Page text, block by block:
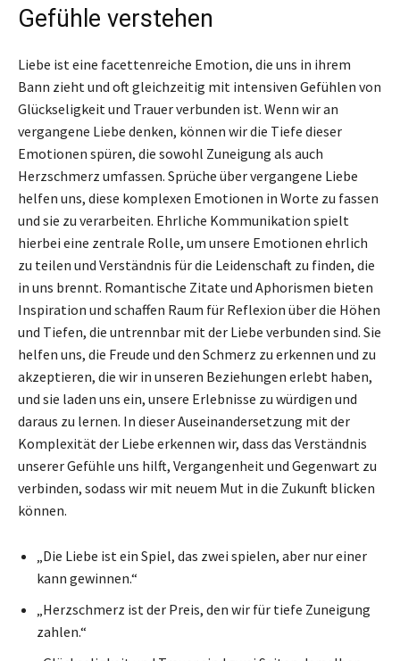
Gefühle verstehen
Liebe ist eine facettenreiche Emotion, die uns in ihrem
Bann zieht und oft gleichzeitig mit intensiven Gefühlen von
Glückseligkeit und Trauer verbunden ist. Wenn wir an
vergangene Liebe denken, können wir die Tiefe dieser
Emotionen spüren, die sowohl Zuneigung als auch
Herzschmerz umfassen. Sprüche über vergangene Liebe
helfen uns, diese komplexen Emotionen in Worte zu fassen
und sie zu verarbeiten. Ehrliche Kommunikation spielt
hierbei eine zentrale Rolle, um unsere Emotionen ehrlich
zu teilen und Verständnis für die Leidenschaft zu finden, die
in uns brennt. Romantische Zitate und Aphorismen bieten
Inspiration und schaffen Raum für Reflexion über die Höhen
und Tiefen, die untrennbar mit der Liebe verbunden sind. Sie
helfen uns, die Freude und den Schmerz zu erkennen und zu
akzeptieren, die wir in unseren Beziehungen erlebt haben,
und sie laden uns ein, unsere Erlebnisse zu würdigen und
daraus zu lernen. In dieser Auseinandersetzung mit der
Komplexität der Liebe erkennen wir, dass das Verständnis
unserer Gefühle uns hilft, Vergangenheit und Gegenwart zu
verbinden, sodass wir mit neuem Mut in die Zukunft blicken
können.
„Die Liebe ist ein Spiel, das zwei spielen, aber nur einer
kann gewinnen.“
„Herzschmerz ist der Preis, den wir für tiefe Zuneigung
zahlen.“